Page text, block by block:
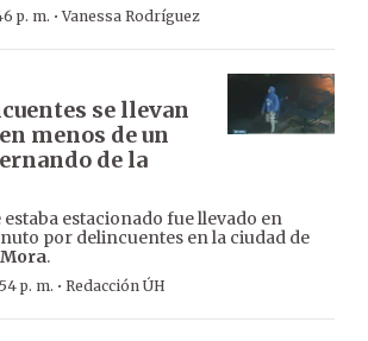
p. m. ·Vanessa Rodríguez
se llevan
menos de un
de la
estacionado fue llevado en
por delincuentes en la ciudad de
.
p. m. · Redacción ÚH